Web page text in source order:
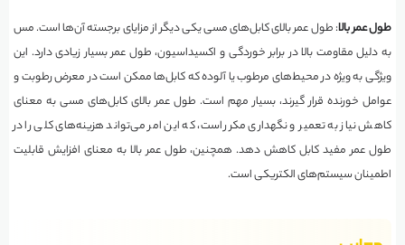
طول عمر بالا:‌ طول عمر بالای کابل‌های مسی یکی دیگر از مزایای برجسته آن‌ها است. مس
به دلیل مقاومت بالا در برابر خوردگی و اکسیداسیون، طول عمر بسیار زیادی دارد. این
ویژگی به ویژه در محیط‌های مرطوب یا آلوده که کابل‌ها ممکن است در معرض رطوبت و
عوامل خورنده قرار گیرند، بسیار مهم است. طول عمر بالای کابل‌های مسی به معنای
کاهش نیاز به تعمیر و نگهداری مکرر است، که این امر می‌تواند هزینه‌های کلی را در
طول عمر مفید کابل کاهش دهد. همچنین، طول عمر بالا به معنای افزایش قابلیت
اطمینان سیستم‌های الکتریکی است.